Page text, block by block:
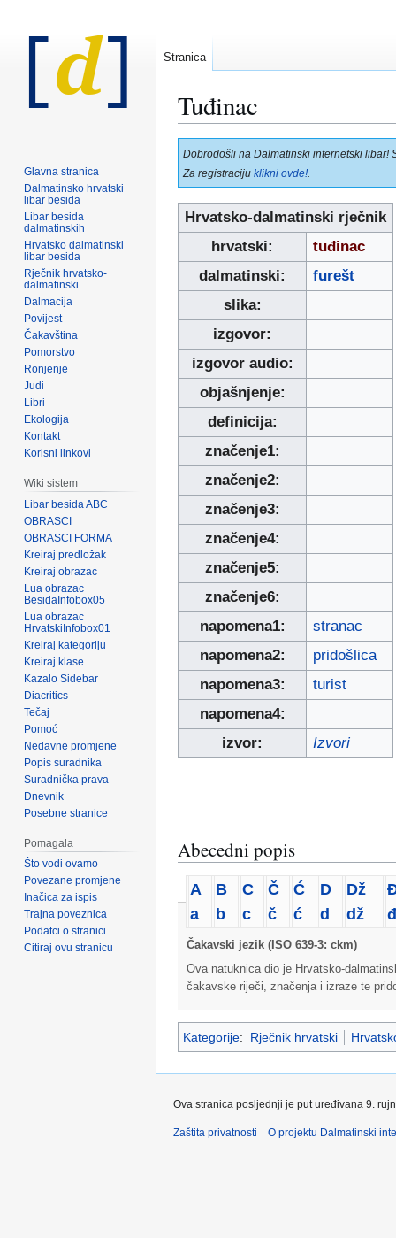
Tuđinac
Prijeđi
na
navigaciju
Prijeđi
na
pretraživanje
Dobrodošli na Dalmatinski internetski libar!
Za registraciju klikni ovde!
Hrvatsko-dalmatinski rječnik
hrvatski:
tuđinac
dalmatinski:
furešt
slika:
izgovor:
izgovor audio:
objašnjenje:
definicija:
značenje1:
značenje2:
značenje3:
značenje4:
značenje5:
značenje6:
napomena1:
stranac
napomena2:
pridošlica
napomena3:
turist
napomena4:
izvor:
Izvori
Abecedni popis
A
a
B
b
C
c
Č
č
Ć
ć
D
d
Dž
dž
đ
Čakavski jezik (ISO 639-3: ckm)
Ova natuknica dio je Hrvatsko-
čakavske riječi, značenja i izraze te
Kategorije: Rječnik hrvatski
Stranica
Glavna stranica
Dalmatinsko hrvatski
libar besida
Libar besida
dalmatinskih
Hrvatsko dalmatinski
libar besida
Rječnik hrvatsko-
dalmatinski
Dalmacija
Povijest
Čakavština
Pomorstvo
Ronjenje
Judi
Libri
Ekologija
Kontakt
Korisni linkovi
Wiki sistem
Libar besida ABC
OBRASCI
OBRASCI FORMA
Kreiraj predložak
Kreiraj obrazac
Lua obrazac
BesidaInfobox05
Lua obrazac
HrvatskiInfobox01
Kreiraj kategoriju
Kreiraj klase
Kazalo Sidebar
Diacritics
Tečaj
Pomoć
Nedavne promjene
Popis suradnika
Suradnička prava
Dnevnik
Posebne stranice
Pomagala
Što vodi ovamo
Povezane promjene
Inačica za ispis
Trajna poveznica
Podatci o stranici
Citiraj ovu stranicu
Ova stranica posljednji je put uređivana 9.
Zaštita privatnosti O projektu Dalmatinski